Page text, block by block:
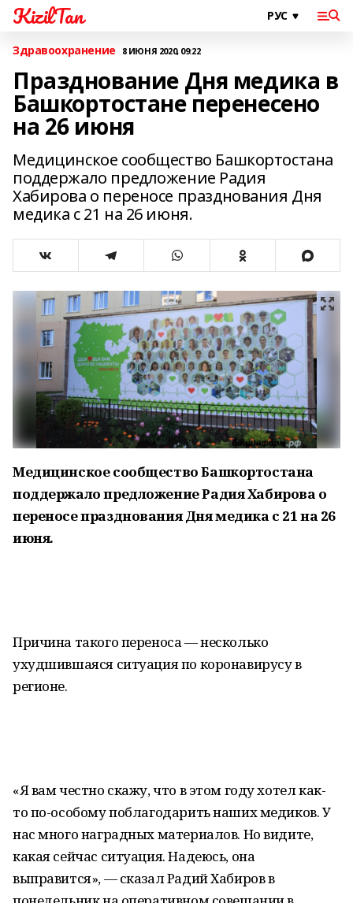
KizilTan
Здравоохранение 8 ИЮНЯ 2020, 09:22
Празднование Дня медика в
Башкортостане перенесено
на 26 июня
Медицинское сообщество Башкортостана
поддержало предложение Радия
Хабирова о переносе празднования Дня
медика с 21 на 26 июня.
Медицинское сообщество Башкортостана
поддержало предложение Радия Хабирова о
переносе празднования Дня медика с 21 на 26
июня.
Причина такого переноса — несколько
ухудшившаяся ситуация по коронавирусу в
регионе.
«Я вам честно скажу, что в этом году хотел как-
то по-особому поблагодарить наших медиков. У
нас много наградных материалов. Но видите,
какая сейчас ситуация. Надеюсь, она
выправится», — сказал Радий Хабиров в